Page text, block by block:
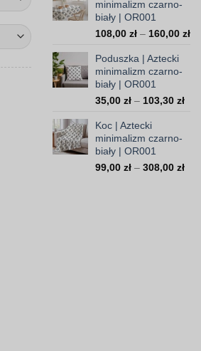
minimalizm czarno-
biały | OR001
108,00 zł – 160,00 zł
Poduszka | Aztecki
minimalizm czarno-
biały | OR001
35,00 zł – 103,30 zł
Koc | Aztecki
minimalizm czarno-
biały | OR001
99,00 zł – 308,00 zł